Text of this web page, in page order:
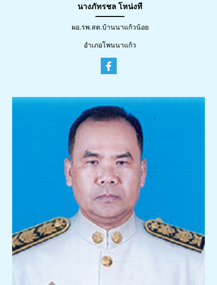
นางภัทรชล โหน่งที
ผอ.รพ.สต.บ้านนาแก้วน้อย
อำเภอโพนนาแก้ว